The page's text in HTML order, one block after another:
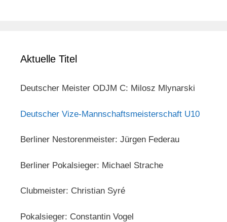
Aktuelle Titel
Deutscher Meister ODJM C: Milosz Mlynarski
Deutscher Vize-Mannschaftsmeisterschaft U10
Berliner Nestorenmeister: Jürgen Federau
Berliner Pokalsieger: Michael Strache
Clubmeister: Christian Syré
Pokalsieger: Constantin Vogel